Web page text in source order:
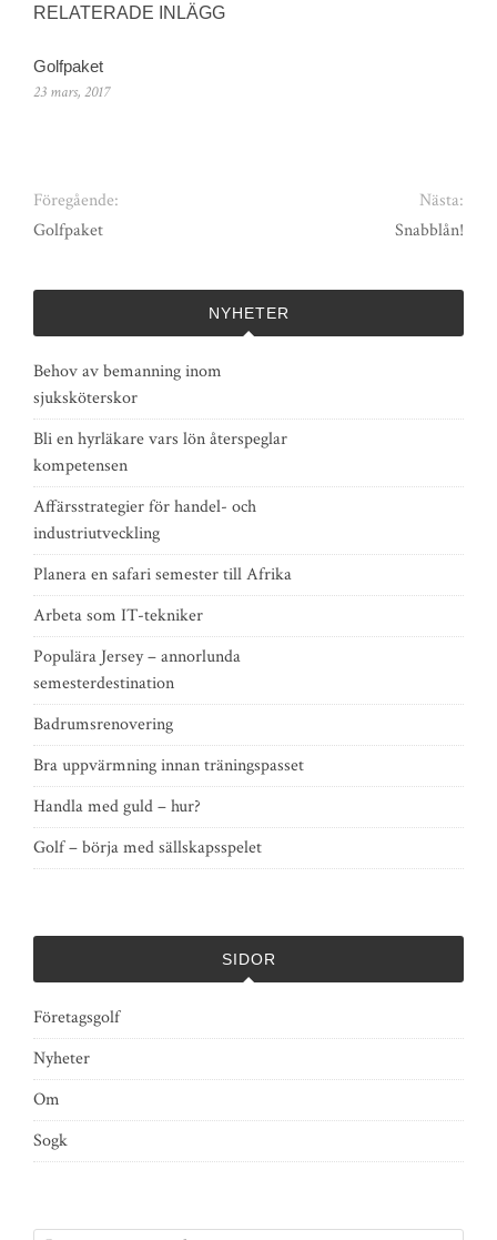
RELATERADE INLÄGG
Golfpaket
23 mars, 2017
Föregående:
Golfpaket
Nästa:
Snabblån!
NYHETER
Behov av bemanning inom
sjuksköterskor
Bli en hyrläkare vars lön återspeglar
kompetensen
Affärsstrategier för handel- och
industriutveckling
Planera en safari semester till Afrika
Arbeta som IT-tekniker
Populära Jersey – annorlunda
semesterdestination
Badrumsrenovering
Bra uppvärmning innan träningspasset
Handla med guld – hur?
Golf – börja med sällskapsspelet
SIDOR
Företagsgolf
Nyheter
Om
Sogk